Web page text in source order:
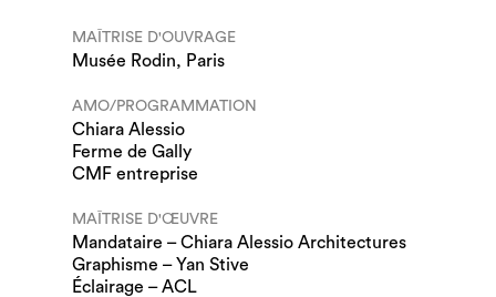
MAÎTRISE D'OUVRAGE
Musée Rodin, Paris
AMO/PROGRAMMATION
Chiara Alessio
Ferme de Gally
CMF entreprise
MAÎTRISE D'ŒUVRE
Mandataire – Chiara Alessio Architectures
Graphisme – Yan Stive
Éclairage – ACL